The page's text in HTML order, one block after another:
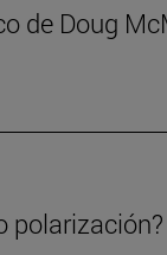
de Doug
polarización?